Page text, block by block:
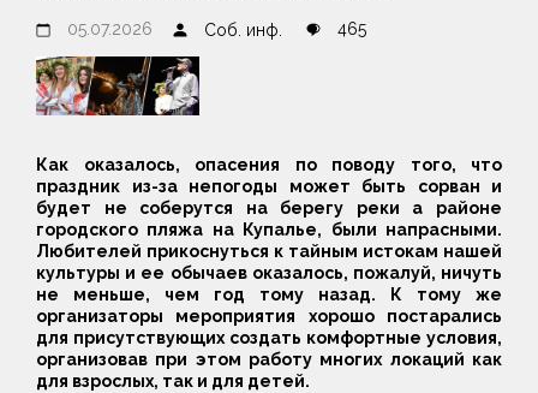
05.07.2026 Соб. инф. 465
Как оказалось, опасения по поводу того, что
праздник из-за непогоды может быть сорван и
будет не соберутся на берегу реки а районе
городского пляжа на Купалье, были напрасными.
Любителей прикоснуться к тайным истокам нашей
культуры и ее обычаев оказалось, пожалуй, ничуть
не меньше, чем год тому назад. К тому же
организаторы мероприятия хорошо постарались
для присутствующих создать комфортные условия,
организовав при этом работу многих локаций как
для взрослых, так и для детей.